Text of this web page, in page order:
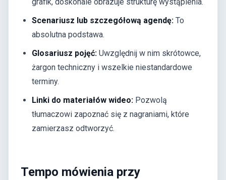
grafik, doskonale obrazuje strukturę wystąpienia.
Scenariusz lub szczegółową agendę: To
absolutna podstawa.
Glosariusz pojęć: Uwzględnij w nim skrótowce,
żargon techniczny i wszelkie niestandardowe
terminy.
Linki do materiałów wideo: Pozwolą
tłumaczowi zapoznać się z nagraniami, które
zamierzasz odtworzyć.
Tempo mówienia przy